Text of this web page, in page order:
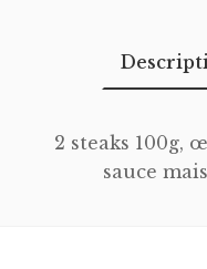
2 steaks 100g,
sauce